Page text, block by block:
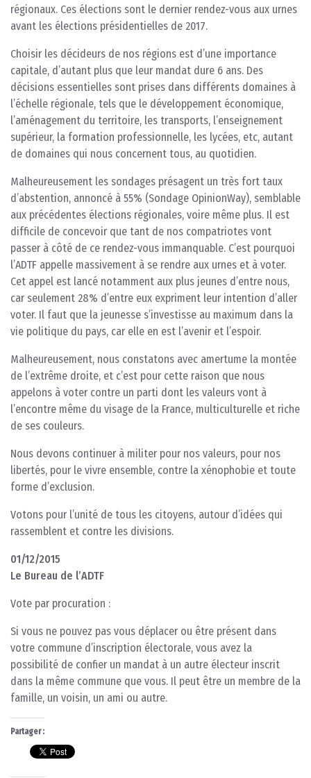
régionaux. Ces élections sont le dernier rendez-vous aux urnes
avant les élections présidentielles de 2017.
Choisir les décideurs de nos régions est d’une importance
capitale, d’autant plus que leur mandat dure 6 ans. Des
décisions essentielles sont prises dans différents domaines à
l’échelle régionale, tels que le développement économique,
l’aménagement du territoire, les transports, l’enseignement
supérieur, la formation professionnelle, les lycées, etc, autant
de domaines qui nous concernent tous, au quotidien.
Malheureusement les sondages présagent un très fort taux
d’abstention, annoncé à 55% (Sondage OpinionWay), semblable
aux précédentes élections régionales, voire même plus. Il est
difficile de concevoir que tant de nos compatriotes vont
passer à côté de ce rendez-vous immanquable. C’est pourquoi
l’ADTF appelle massivement à se rendre aux urnes et à voter.
Cet appel est lancé notamment aux plus jeunes d’entre nous,
car seulement 28% d’entre eux expriment leur intention d’aller
voter. Il faut que la jeunesse s’investisse au maximum dans la
vie politique du pays, car elle en est l’avenir et l’espoir.
Malheureusement, nous constatons avec amertume la montée
de l’extrême droite, et c’est pour cette raison que nous
appelons à voter contre un parti dont les valeurs vont à
l’encontre même du visage de la France, multiculturelle et riche
de ses couleurs.
Nous devons continuer à militer pour nos valeurs, pour nos
libertés, pour le vivre ensemble, contre la xénophobie et toute
forme d’exclusion.
Votons pour l’unité de tous les citoyens, autour d’idées qui
rassemblent et contre les divisions.
01/12/2015
Le Bureau de l’ADTF
Vote par procuration :
Si vous ne pouvez pas vous déplacer ou être présent dans
votre commune d’inscription électorale, vous avez la
possibilité de confier un mandat à un autre électeur inscrit
dans la même commune que vous. Il peut être un membre de la
famille, un voisin, un ami ou autre.
Partager :